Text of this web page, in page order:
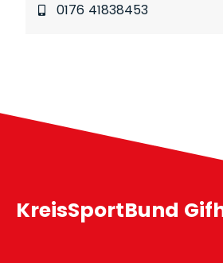
0176 41838453
KreisSportBund